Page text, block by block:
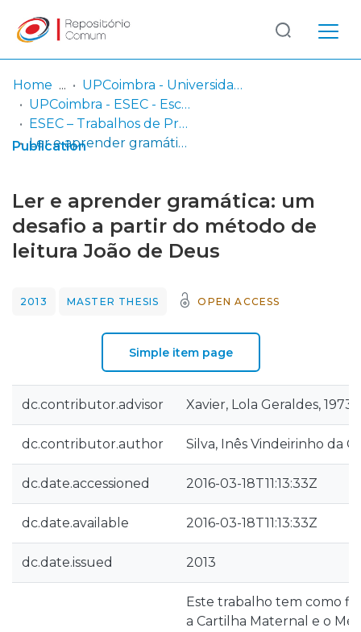
Communities
& Collections
Statistics
Log
In
(current)
Home
UPCoimbra - Universidade Politécnica de Coimbra
UPCoimbra - ESEC - Escola Superior de Educação de Coimbra
ESEC – Trabalhos de Projeto | Relatórios de Estágio | Projetos de Investigação
Ler e aprender gramática: um desafio a partir do método de leitura João de Deus
Publication
Ler e aprender gramática: um
desafio a partir do método de
leitura João de Deus
2013 MASTER THESIS OPEN ACCESS
Simple item page
dc.contributor.advisor Xavier, Lola Geraldes, 1973-
dc.contributor.author Silva, Inês Vindeirinho da
dc.date.accessioned 2016-03-18T11:13:33Z
dc.date.available 2016-03-18T11:13:33Z
dc.date.issued 2013
Este trabalho tem como
a Cartilha Maternal e o